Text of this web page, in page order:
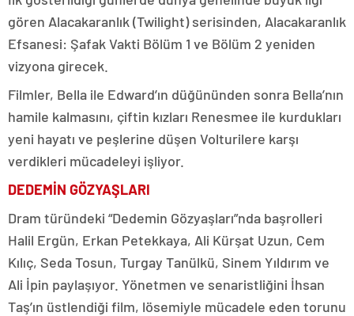
gören Alacakaranlık (Twilight) serisinden, Alacakaranlık
Efsanesi: Şafak Vakti Bölüm 1 ve Bölüm 2 yeniden
vizyona girecek.
Filmler, Bella ile Edward’ın düğününden sonra Bella’nın
hamile kalmasını, çiftin kızları Renesmee ile kurdukları
yeni hayatı ve peşlerine düşen Volturilere karşı
verdikleri mücadeleyi işliyor.
DEDEMİN GÖZYAŞLARI
Dram türündeki “Dedemin Gözyaşları”nda başrolleri
Halil Ergün, Erkan Petekkaya, Ali Kürşat Uzun, Cem
Kılıç, Seda Tosun, Turgay Tanülkü, Sinem Yıldırım ve
Ali İpin paylaşıyor. Yönetmen ve senaristliğini İhsan
Taş’ın üstlendiği film, lösemiyle mücadele eden torunu